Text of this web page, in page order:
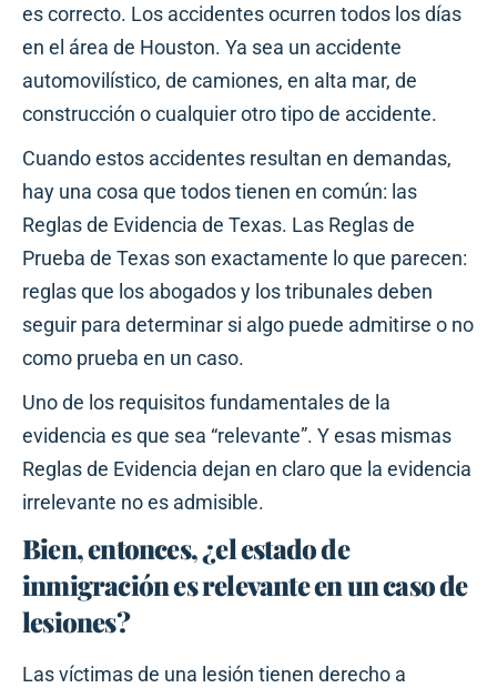
es correcto. Los accidentes ocurren todos los días
en el área de Houston. Ya sea un accidente
automovilístico, de camiones, en alta mar, de
construcción o cualquier otro tipo de accidente.
Cuando estos accidentes resultan en demandas,
hay una cosa que todos tienen en común: las
Reglas de Evidencia de Texas. Las Reglas de
Prueba de Texas son exactamente lo que parecen:
reglas que los abogados y los tribunales deben
seguir para determinar si algo puede admitirse o no
como prueba en un caso.
Uno de los requisitos fundamentales de la
evidencia es que sea “relevante”. Y esas mismas
Reglas de Evidencia dejan en claro que la evidencia
irrelevante no es admisible.
Bien, entonces, ¿el estado de
inmigración es relevante en un caso de
lesiones?
Las víctimas de una lesión tienen derecho a